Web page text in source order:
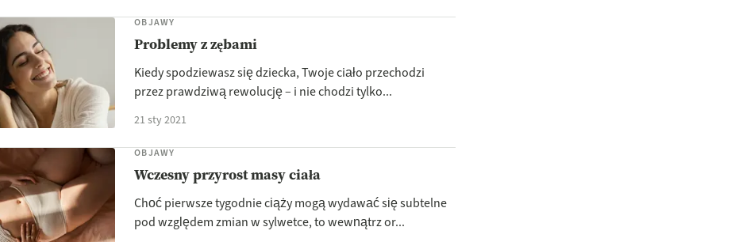
OBJAWY
Problemy z zębami
Kiedy spodziewasz się dziecka, Twoje ciało przechodzi
przez prawdziwą rewolucję – i nie chodzi tylko...
21 sty 2021
OBJAWY
Wczesny przyrost masy ciała
Choć pierwsze tygodnie ciąży mogą wydawać się subtelne
pod względem zmian w sylwetce, to wewnątrz or...